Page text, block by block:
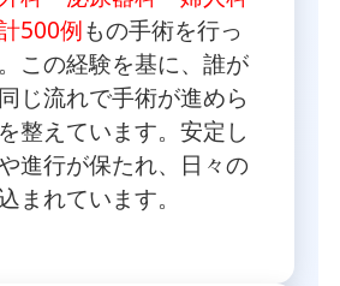
500例もの手術を行っ
この経験を基に、誰が
じ流れで手術が進めら
整えています。安定し
進行が保たれ、日々の
まれています。